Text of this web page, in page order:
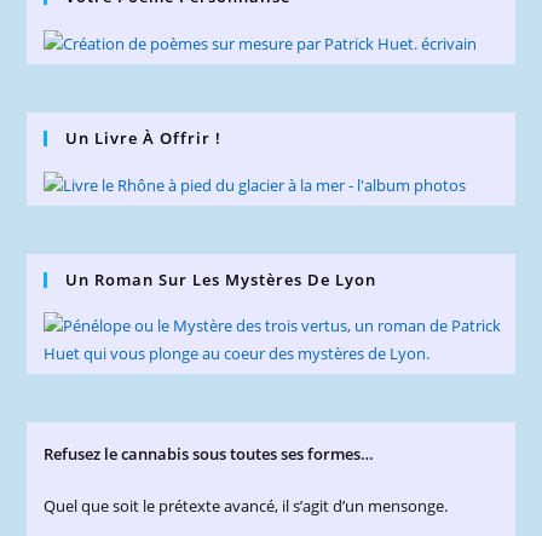
Un Livre À Offrir !
Un Roman Sur Les Mystères De Lyon
Refusez le cannabis sous toutes ses formes…
Quel que soit le prétexte avancé, il s’agit d’un mensonge.